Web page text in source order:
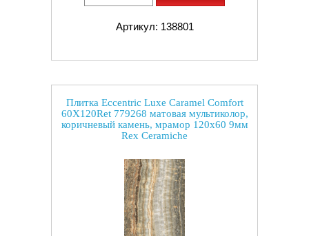
Артикул: 138801
Плитка Eccentric Luxe Caramel Comfort
60X120Ret 779268 матовая мультиколор,
коричневый камень, мрамор 120x60 9мм
Rex Ceramiche